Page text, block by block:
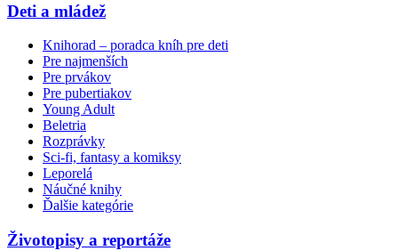
Deti a mládež
Knihorad – poradca kníh pre deti
Pre najmenších
Pre prvákov
Pre pubertiakov
Young Adult
Beletria
Rozprávky
Sci-fi, fantasy a komiksy
Leporelá
Náučné knihy
Ďalšie kategórie
Životopisy a reportáže